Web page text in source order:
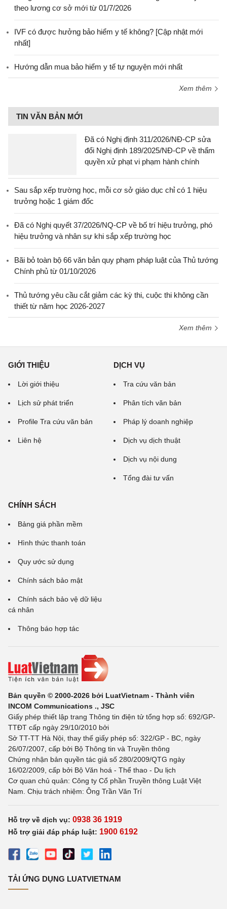
theo lương cơ sở mới từ 01/7/2026
IVF có được hưởng bảo hiểm y tế không? [Cập nhật mới
nhất]
Hướng dẫn mua bảo hiểm y tế tự nguyện mới nhất
Xem thêm
TIN VĂN BẢN MỚI
Đã có Nghị định 311/2026/NĐ-CP sửa
đổi Nghị định 189/2025/NĐ-CP về thẩm
quyền xử phạt vi phạm hành chính
Sau sắp xếp trường học, mỗi cơ sở giáo dục chỉ có 1 hiệu
trưởng hoặc 1 giám đốc
Đã có Nghị quyết 37/2026/NQ-CP về bố trí hiệu trưởng, phó
hiệu trưởng và nhân sự khi sắp xếp trường học
Bãi bỏ toàn bộ 66 văn bản quy phạm pháp luật của Thủ tướng
Chính phủ từ 01/10/2026
Thủ tướng yêu cầu cắt giảm các kỳ thi, cuộc thi không cần
thiết từ năm học 2026-2027
Xem thêm
GIỚI THIỆU
Lời giới thiệu
Lịch sử phát triển
Profile Tra cứu văn bản
Liên hệ
DỊCH VỤ
Tra cứu văn bản
Phân tích văn bản
Pháp lý doanh nghiệp
Dịch vụ dịch thuật
Dịch vụ nội dung
Tổng đài tư vấn
CHÍNH SÁCH
Bảng giá phần mềm
Hình thức thanh toán
Quy ước sử dụng
Chính sách bảo mật
Chính sách bảo vệ dữ liệu
cá nhân
Thông báo hợp tác
Bản quyền © 2000-2026 bởi LuatVietnam - Thành viên
INCOM Communications ., JSC
Giấy phép thiết lập trang Thông tin điện tử tổng hợp số: 692/GP-
TTĐT cấp ngày 29/10/2010 bởi
Sở TT-TT Hà Nội, thay thế giấy phép số: 322/GP - BC, ngày
26/07/2007, cấp bởi Bộ Thông tin và Truyền thông
Chứng nhận bản quyền tác giả số 280/2009/QTG ngày
16/02/2009, cấp bởi Bộ Văn hoá - Thể thao - Du lịch
Cơ quan chủ quản: Công ty Cổ phần Truyền thông Luật Việt
Nam. Chịu trách nhiệm: Ông Trần Văn Trí
Hỗ trợ về dịch vụ: 0938 36 1919
Hỗ trợ giải đáp pháp luật: 1900 6192
TẢI ỨNG DỤNG LUATVIETNAM